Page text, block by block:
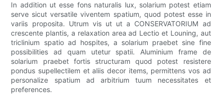
In addition ut esse fons naturalis lux, solarium potest etiam
serve sicut versatile viventem spatium, quod potest esse in
variis proposita. Utrum vis ut ut a CONSERVATORIUM ad
crescente plantis, a relaxation area ad Lectio et Louning, aut
triclinium spatio ad hospites, a solarium praebet sine fine
possibilities ad quam utetur spatii. Aluminium frame de
solarium praebet fortis structuram quod potest resistere
pondus supellectilem et aliis decor items, permittens vos ad
personalize spatium ad arbitrium tuum necessitates et
preferences.